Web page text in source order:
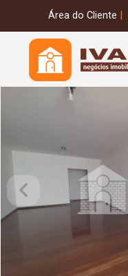
Área do Cliente